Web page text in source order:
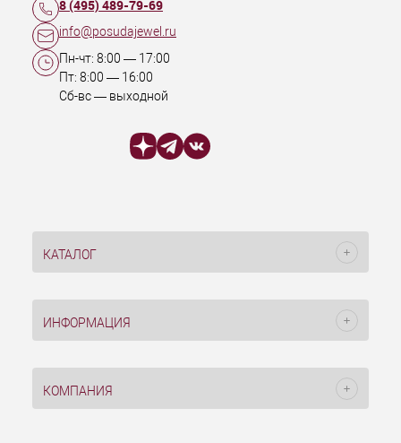
8 (495) 489-79-69
info@posudajewel.ru
Пн-чт: 8:00 — 17:00
Пт: 8:00 — 16:00
Сб-вс — выходной
КАТАЛОГ
ИНФОРМАЦИЯ
КОМПАНИЯ